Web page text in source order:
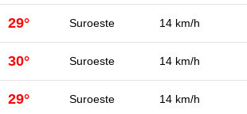
29° Suroeste 14 km/h
30° Suroeste 14 km/h
29° Suroeste 14 km/h